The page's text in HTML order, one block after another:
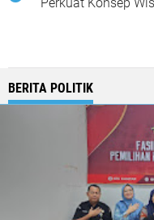
BERITA POLITIK